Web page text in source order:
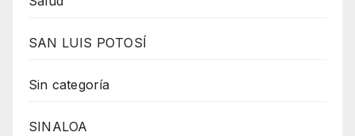
SAN LUIS POTOSÍ
Sin categoría
SINALOA